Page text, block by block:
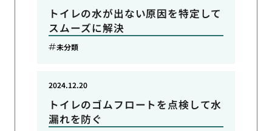
トイレの水が出ない原因を特定して
スムーズに解決
未分類
トイレのゴムフロートを点検して水
漏れを防ぐ
2024.12.20